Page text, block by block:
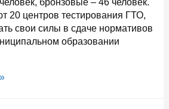
20 центров тестирования ГТО,
свои силы в сдаче нормативов
образовании